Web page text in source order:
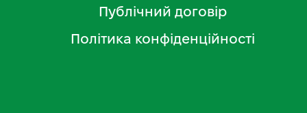
Публічний договір
Політика конфіденційності